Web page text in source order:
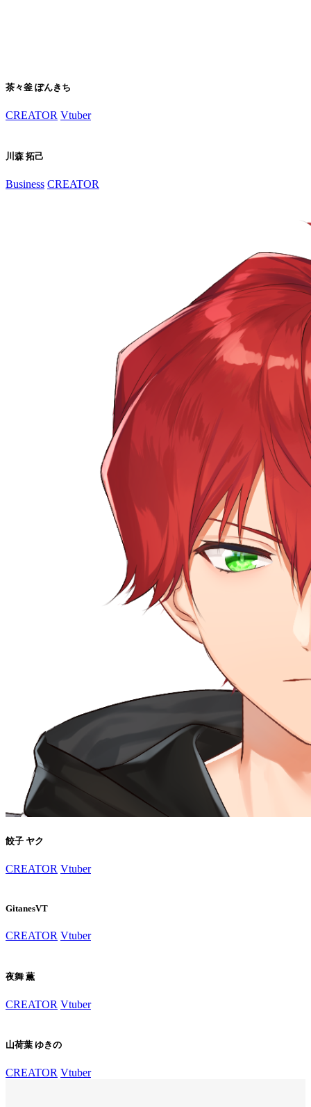
茶々釜 ぽんきち
CREATOR Vtuber
川森 拓己
Business CREATOR
餃子 ヤク
CREATOR Vtuber
GitanesVT
CREATOR Vtuber
夜舞 薫
CREATOR Vtuber
山荷葉 ゆきの
CREATOR Vtuber